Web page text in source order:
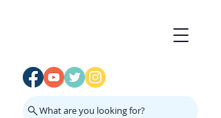
What are you looking for?